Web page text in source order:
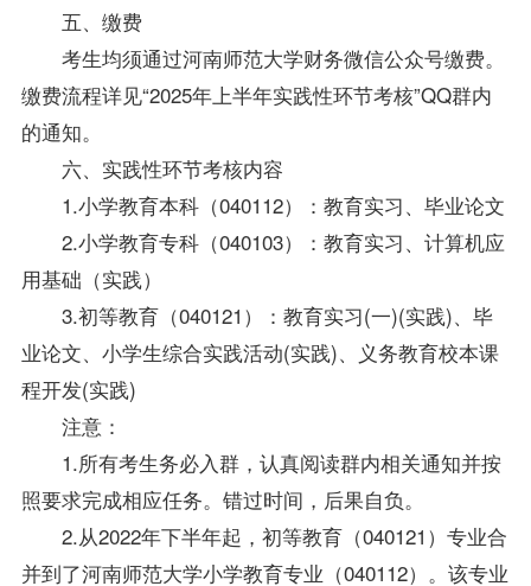
五、缴费
考生均须通过河南师范大学财务微信公众号缴费。
缴费流程详见“2025年上半年实践性环节考核”QQ群内
的通知。
六、实践性环节考核内容
1.小学教育本科（040112）：教育实习、毕业论文
2.小学教育专科（040103）：教育实习、计算机应
用基础（实践）
3.初等教育（040121）：教育实习(一)(实践)、毕
业论文、小学生综合实践活动(实践)、义务教育校本课
程开发(实践)
注意：
1.所有考生务必入群，认真阅读群内相关通知并按
照要求完成相应任务。错过时间，后果自负。
2.从2022年下半年起，初等教育（040121）专业合
并到了河南师范大学小学教育专业（040112）。该专业